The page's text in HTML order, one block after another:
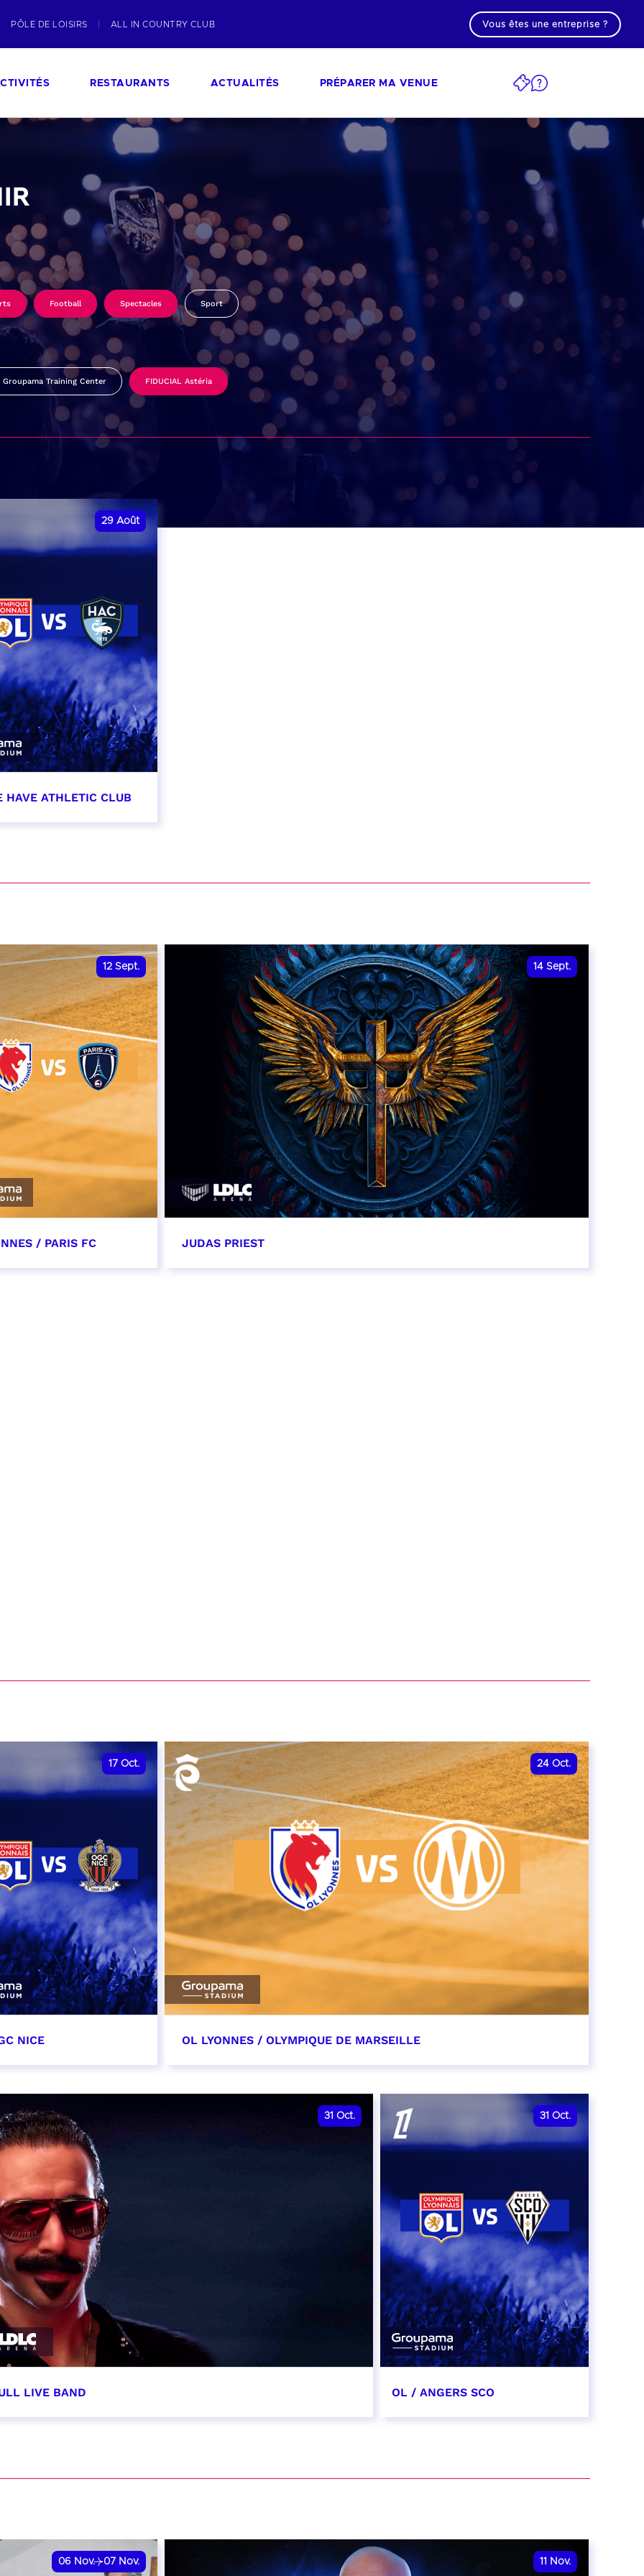
PÔLE DE LOISIRS ALL IN COUNTRY CLUB Vous êtes une entreprise ?
RESTAURANTS ACTUALITÉS PRÉPARER MA VENUE
Football Spectacles Sport
Groupama Training Center FIDUCIAL Astéria
29 Août
HAVE ATHLETIC CLUB
12 Sept.
/ PARIS FC
14 Sept.
JUDAS PRIEST
17 Oct.
NICE
heure à confirmer
24 Oct.
OL LYONNES / OLYMPIQUE DE MARSEILLE
date et heure à confirmer
31 Oct.
LIVE BAND
31 Oct.
OL / ANGERS SCO
RÉSERVER
06 Nov. 07 Nov. 11 Nov.